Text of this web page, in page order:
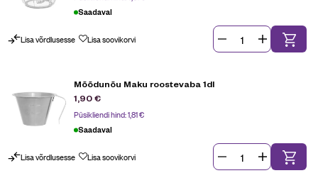
Saadaval
Lisa võrdlusesse Lisa soovikorvi
Mõõdunõu Maku roostevaba 1dl
1,90€
Püsikliendi hind:1,81€
Saadaval
Lisa võrdlusesse Lisa soovikorvi